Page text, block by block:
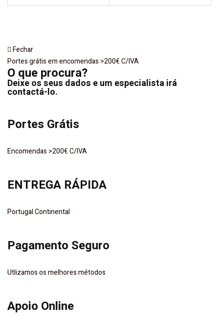
Fechar
Portes grátis em encomendas >200€ C/IVA
O que procura?
Deixe os seus dados e um especialista irá
contactá-lo.
Portes Grátis
Encomendas >200€ C/IVA
ENTREGA RÁPIDA
Portugal Continental
Pagamento Seguro
Utlizamos os melhores métodos
Apoio Online